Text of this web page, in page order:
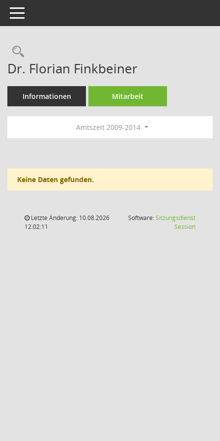
Toggle navigation
Rechercheauswahl
Dr. Florian Finkbeiner
Informationen Mitarbeit
Amtszeit 2009-2014
Keine Daten gefunden.
Letzte Änderung: 10.08.2026
12:02:11
Software:Sitzungsdienst
Session(Wird in